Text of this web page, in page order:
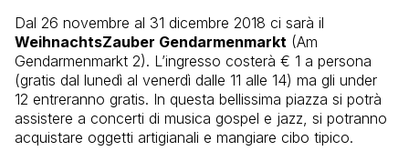
Dal 26 novembre al 31 dicembre 2018 ci sarà il
WeihnachtsZauber Gendarmenmarkt (Am
Gendarmenmarkt 2). L’ingresso costerà € 1 a persona
(gratis dal lunedì al venerdì dalle 11 alle 14) ma gli under
12 entreranno gratis. In questa bellissima piazza si potrà
assistere a concerti di musica gospel e jazz, si potranno
acquistare oggetti artigianali e mangiare cibo tipico.